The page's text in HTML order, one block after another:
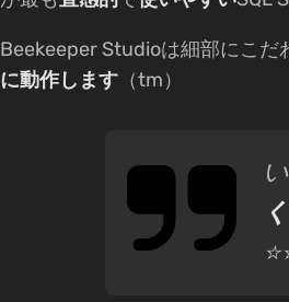
Beekeeper Studioは細部にこだ
に動作します （tm）